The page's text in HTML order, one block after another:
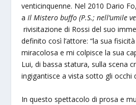
venticinquenne. Nel 2010 Dario
aIl Mistero buffo (P.S.; nell’umile
rivisitazione di Rossi del suo
definito così l’attore: “la sua
miracolosa e mi colpisce la sua
Lui, di bassa statura, sulla scena
ingigantisce a vista sotto gli occhi
In questo spettacolo di prosa e